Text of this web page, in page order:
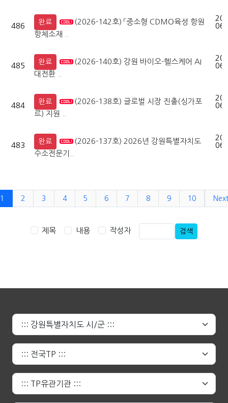
486 완료
(2026-142호) 「중소형 CDMO육성 항원
항체소재 ..
485 완료
(2026-140호) 강원 바이오-헬스케어 AI
대전환 ..
484 완료
(2026-138호) 글로벌 시장 진출(싱가포
르) 지원 ..
483 완료
(2026-137호) 2026년 강원특별자치도
수소전문기..
1 2 3 4 5 6 7 8 9 10 Next
제목 내용 작성자 검색